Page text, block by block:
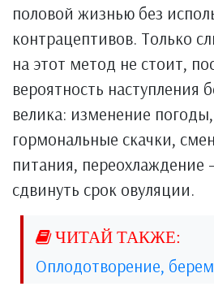
половой жизнью без
контрацептивов. Только
на этот метод не стоит,
вероятность наступления
велика: изменение погоды,
гормональные скачки,
питания, переохлаждение
сдвинуть срок овуляции.
Оплодотворение,